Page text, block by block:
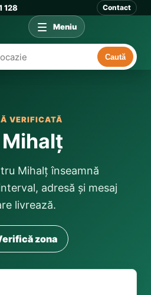
128 Contact
Caută
Meniu
VERIFICATĂ
Mihalț înseamnă
adresă și mesaj
livrează.
zona